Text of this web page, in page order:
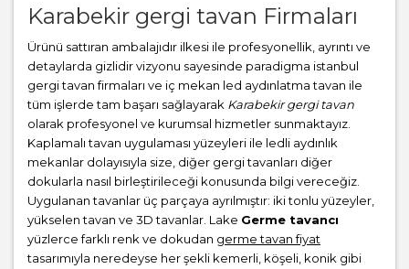
Karabekir gergi tavan Firmaları
Ürünü sattıran ambalajıdır ilkesi ile profesyonellik, ayrıntı ve
detaylarda gizlidir vizyonu sayesinde paradigma istanbul
gergi tavan firmaları ve iç mekan led aydınlatma tavan ile
tüm işlerde tam başarı sağlayarak Karabekir gergi tavan
olarak profesyonel ve kurumsal hizmetler sunmaktayız.
Kaplamalı tavan uygulaması yüzeyleri ile ledli aydınlık
mekanlar dolayısıyla size, diğer gergi tavanları diğer
dokularla nasıl birleştirileceği konusunda bilgi vereceğiz.
Uygulanan tavanlar üç parçaya ayrılmıştır: iki tonlu yüzeyler,
yükselen tavan ve 3D tavanlar. Lake Germe tavancı
yüzlerce farklı renk ve dokudan germe tavan fiyat
tasarımıyla neredeyse her şekli kemerli, köşeli, konik gibi